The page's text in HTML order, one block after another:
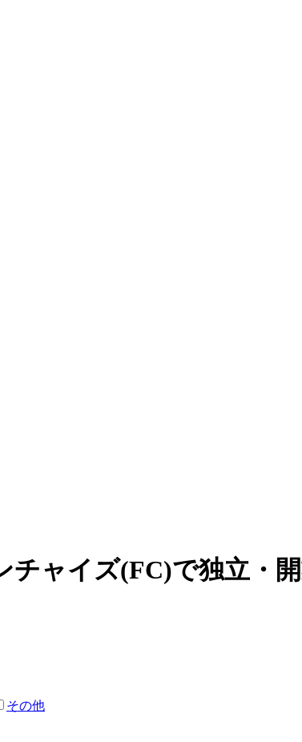
ャイズ(FC)で独立・
その他